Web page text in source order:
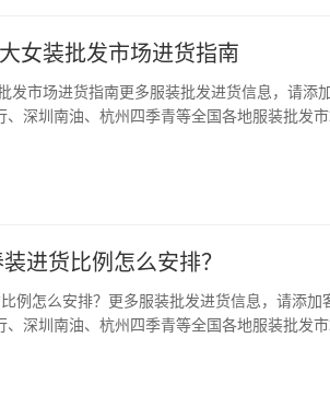
女装批发市场进货指南
发市场进货指南更多服装批发进货信息，请添
深圳南油、杭州四季青等全国各地服装批发市
进货比例怎么安排？
例怎么安排？更多服装批发进货信息，请添加
深圳南油、杭州四季青等全国各地服装批发市